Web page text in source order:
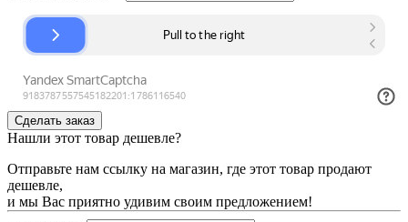
Нашли этот товар дешевле?
Отправьте нам ссылку на магазин, где этот товар продают
дешевле,
и мы Вас приятно удивим своим предложением!